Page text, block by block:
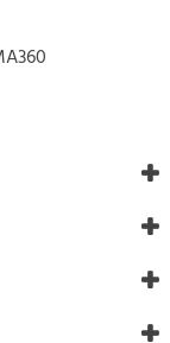
first who write